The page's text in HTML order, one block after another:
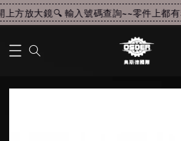
方放大鏡🔍 輸入號碼查詢~~零件上都有